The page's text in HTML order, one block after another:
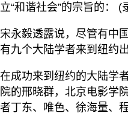
立“和谐社会”的宗旨的： (
宋永毅透露说，尽管有中
有九个大陆学者来到纽约
在成功来到纽约的大陆学
院的邢晓群，北京电影学
者丁东、唯色、徐海量、